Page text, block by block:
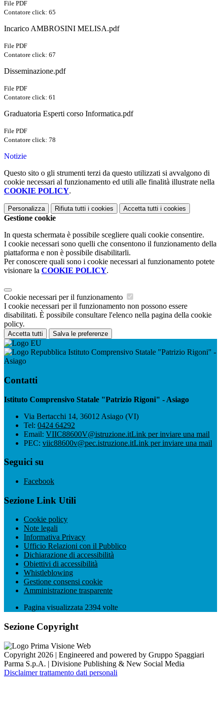
File PDF
Contatore click: 65
Incarico AMBROSINI MELISA.pdf
File PDF
Contatore click: 67
Disseminazione.pdf
File PDF
Contatore click: 61
Graduatoria Esperti corso Informatica.pdf
File PDF
Contatore click: 78
Notizie
Questo sito o gli strumenti terzi da questo utilizzati si avvalgono di
cookie necessari al funzionamento ed utili alle finalità illustrate nella
COOKIE POLICY.
Personalizza Rifiuta tutti i cookies Accetta tutti i cookies
Gestione cookie
In questa schermata è possibile scegliere quali cookie consentire.
I cookie necessari sono quelli che consentono il funzionamento della
piattaforma e non è possibile disabilitarli.
Per conoscere quali sono i cookie necessari al funzionamento potete
visionare la COOKIE POLICY.
Cookie necessari per il funzionamento
I cookie necessari per il funzionamento non possono essere
disabilitati. È possibile consultare l'elenco nella pagina della cookie
policy.
Accetta tutti Salva le preferenze
Istituto Comprensivo Statale "Patrizio Rigoni" -
Asiago
Contatti
Istituto Comprensivo Statale "Patrizio Rigoni" - Asiago
Via Bertacchi 14, 36012 Asiago (VI)
Tel: 0424 64292
Email: VIIC88600V@istruzione.itLink per inviare una mail
PEC: viic88600v@pec.istruzione.itLink per inviare una mail
Seguici su
Facebook
Sezione Link Utili
Cookie policy
Note legali
Informativa Privacy
Ufficio Relazioni con il Pubblico
Dichiarazione di accessibilità
Obiettivi di accessibilità
Whistleblowing
Gestione consensi cookie
Amministrazione trasparente
Pagina visualizzata 2394 volte
Sezione Copyright
Copyright 2026 | Engineered and powered by Gruppo Spaggiari
Parma S.p.A. | Divisione Publishing & New Social Media
Disclaimer trattamento dati personali